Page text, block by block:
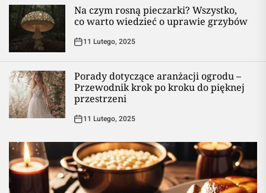
Na czym rosną pieczarki? Wszystko,
co warto wiedzieć o uprawie grzybów
11 Lutego, 2025
Porady dotyczące aranżacji ogrodu –
Przewodnik krok po kroku do pięknej
przestrzeni
11 Lutego, 2025